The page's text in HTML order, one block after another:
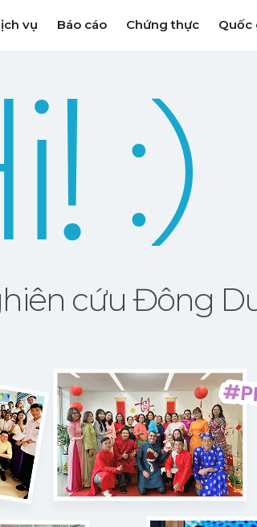
vụ Báo cáo Chứng thực Quốc
cứu Đông